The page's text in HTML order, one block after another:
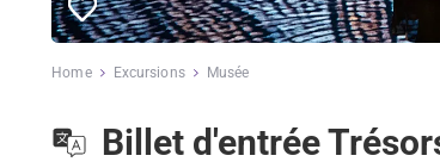
Home Excursions Musée
Billet d'entrée